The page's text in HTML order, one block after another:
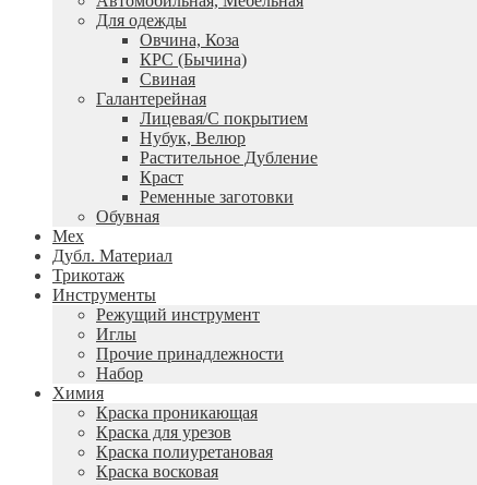
Для одежды
Овчина, Коза
КРС (Бычина)
Свиная
Галантерейная
Лицевая/С покрытием
Нубук, Велюр
Растительное Дубление
Краст
Ременные заготовки
Обувная
Мех
Дубл. Материал
Трикотаж
Инструменты
Режущий инструмент
Иглы
Прочие принадлежности
Набор
Химия
Краска проникающая
Краска для урезов
Краска полиуретановая
Краска восковая